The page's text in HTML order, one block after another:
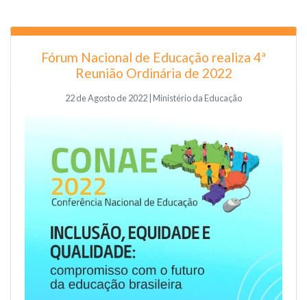
Fórum Nacional de Educação realiza 4ª
Reunião Ordinária de 2022
22 de Agosto de 2022 | Ministério da Educação